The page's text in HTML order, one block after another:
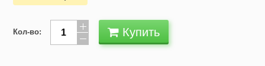
Кол-во: Купить